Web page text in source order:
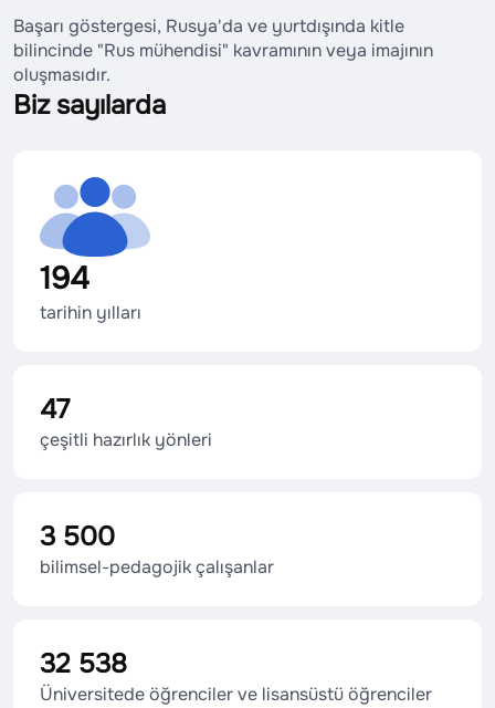
Başarı göstergesi, Rusya'da ve yurtdışında kitle
bilincinde "Rus mühendisi" kavramının veya imajının
oluşmasıdır.
Biz sayılarda
194
tarihin yılları
47
çeşitli hazırlık yönleri
3 500
bilimsel-pedagojik çalışanlar
32 538
Üniversitede öğrenciler ve lisansüstü öğrenciler